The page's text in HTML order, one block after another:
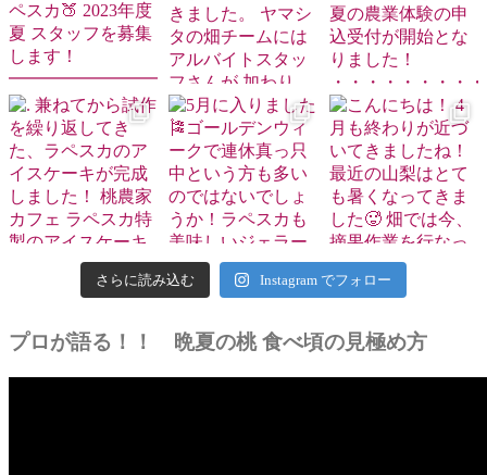
さらに読み込む Instagram でフォロー
プロが語る！！ 晩夏の桃 食べ頃の見極め方